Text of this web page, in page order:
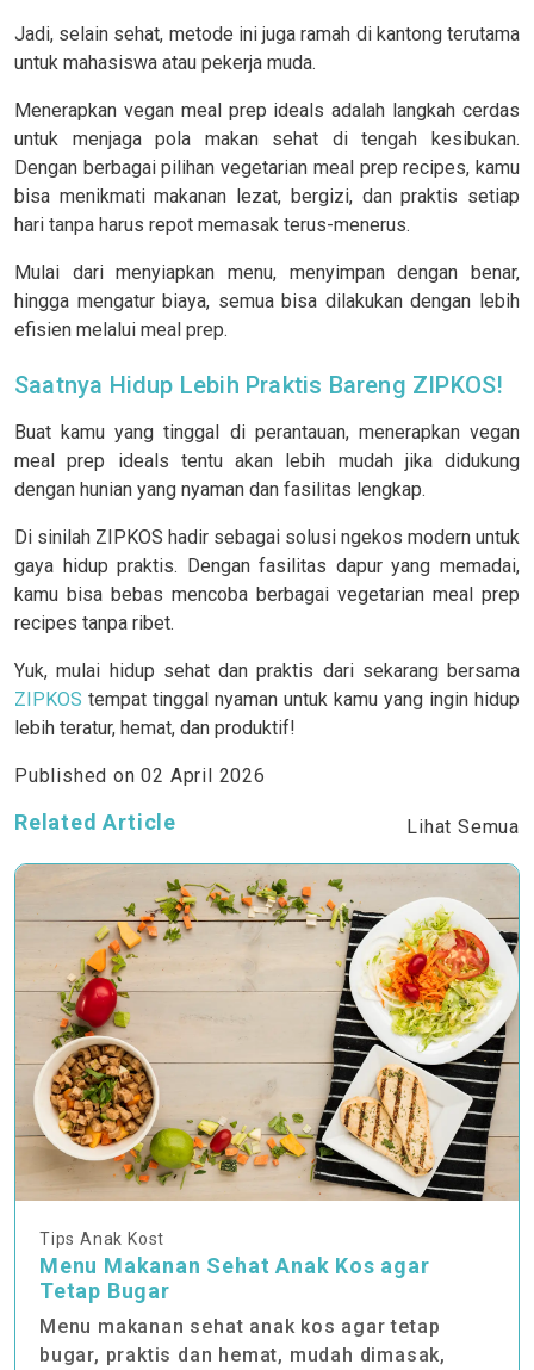
Jadi, selain sehat, metode ini juga ramah di kantong terutama
untuk mahasiswa atau pekerja muda.
Menerapkan vegan meal prep ideals adalah langkah cerdas
untuk menjaga pola makan sehat di tengah kesibukan.
Dengan berbagai pilihan vegetarian meal prep recipes, kamu
bisa menikmati makanan lezat, bergizi, dan praktis setiap
hari tanpa harus repot memasak terus-menerus.
Mulai dari menyiapkan menu, menyimpan dengan benar,
hingga mengatur biaya, semua bisa dilakukan dengan lebih
efisien melalui meal prep.
Saatnya Hidup Lebih Praktis Bareng ZIPKOS!
Buat kamu yang tinggal di perantauan, menerapkan vegan
meal prep ideals tentu akan lebih mudah jika didukung
dengan hunian yang nyaman dan fasilitas lengkap.
Di sinilah ZIPKOS hadir sebagai solusi ngekos modern untuk
gaya hidup praktis. Dengan fasilitas dapur yang memadai,
kamu bisa bebas mencoba berbagai vegetarian meal prep
recipes tanpa ribet.
Yuk, mulai hidup sehat dan praktis dari sekarang bersama
ZIPKOS tempat tinggal nyaman untuk kamu yang ingin hidup
lebih teratur, hemat, dan produktif!
Published on 02 April 2026
Related Article Lihat Semua
Tips Anak Kost
Menu Makanan Sehat Anak Kos agar
Tetap Bugar
Menu makanan sehat anak kos agar tetap
bugar, praktis dan hemat, mudah dimasak,